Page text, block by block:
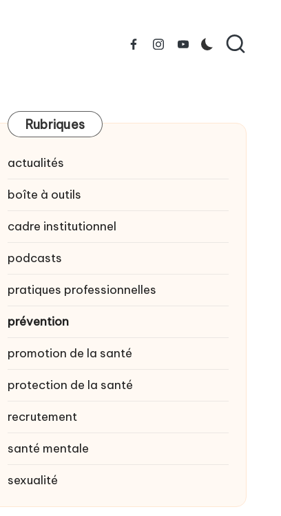
Facebook
Instagram
YouTube
Rubriques
actualités
boîte à outils
cadre institutionnel
podcasts
pratiques professionnelles
prévention
promotion de la santé
protection de la santé
recrutement
santé mentale
sexualité